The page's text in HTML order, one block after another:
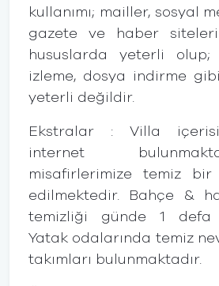
kullanımı; mailler, sosyal
gazete ve haber
hususlarda yeterli
izleme, dosya indirme
yeterli değildir.
Ekstralar : Villa
internet
misafirlerimize temiz
edilmektedir. Bahçe &
temizliği günde 1 defa
Yatak odalarında temiz
takımları bulunmaktadır.